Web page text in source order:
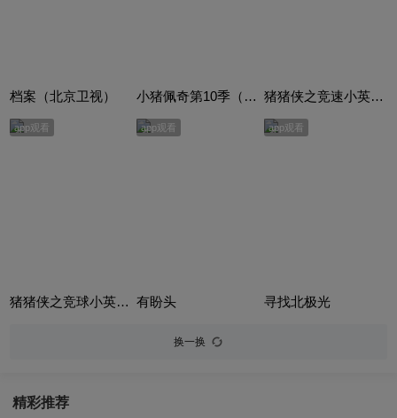
档案（北京卫视） 小猪佩奇第10季（Peppa Pig Season 10）（中文版） 有声音频 猪猪侠之竞速小英雄合集
app观看
猪猪侠之竞球小英雄合集
app观看
有盼头
app观看
寻找北极光
换一换
精彩推荐